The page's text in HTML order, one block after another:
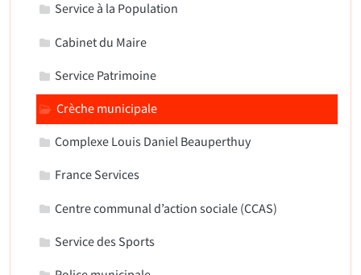
Service à la Population
Cabinet du Maire
Service Patrimoine
Crèche municipale
Complexe Louis Daniel Beauperthuy
France Services
Centre communal d’action sociale (CCAS)
Service des Sports